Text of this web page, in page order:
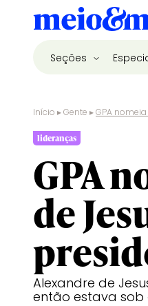
Seções
Início ▸Gente ▸GPA
lideranças
GPA
de
Alexandre de
então estava sob